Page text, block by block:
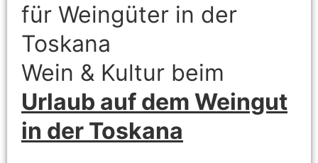
für Weingüter in der
Toskana
Wein & Kultur beim
Urlaub auf dem Weingut
in der Toskana